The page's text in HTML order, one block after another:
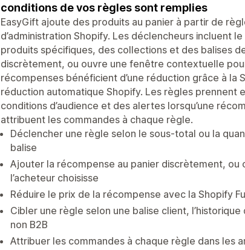
conditions de vos règles sont remplies
EasyGift ajoute des produits au panier à partir de
d’administration Shopify. Les déclencheurs incluent
produits spécifiques, des collections et des balises
discrètement, ou ouvre une fenêtre contextuelle
récompenses bénéficient d’une réduction grâce à la
réduction automatique Shopify. Les règles prennent
conditions d’audience et des alertes lorsqu’une
attribuent les commandes à chaque règle.
Déclencher une règle selon le sous-total ou la
balise
Ajouter la récompense au panier discrètement,
l’acheteur choisisse
Réduire le prix de la récompense avec la Shopify
Cibler une règle selon une balise client,
non B2B
Attribuer les commandes à chaque règle dans les